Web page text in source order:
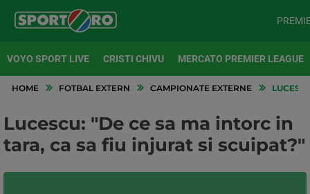
VOYO SPORT LIVE CRISTI CHIVU MERCATO PREMIER LEAGUE
HOME FOTBAL EXTERN CAMPIONATE EXTERNE
Lucescu: "De ce sa ma intorc in
tara, ca sa fiu injurat si scuipat?"